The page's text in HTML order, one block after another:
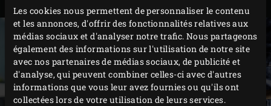
Les cookies nous permettent de personnaliser le contenu
et les annonces, d'offrir des fonctionnalités relatives aux
médias sociaux et d'analyser notre trafic. Nous partageons
également des informations sur l'utilisation de notre site
avec nos partenaires de médias sociaux, de publicité et
d'analyse, qui peuvent combiner celles-ci avec d'autres
informations que vous leur avez fournies ou qu'ils ont
collectées lors de votre utilisation de leurs services.